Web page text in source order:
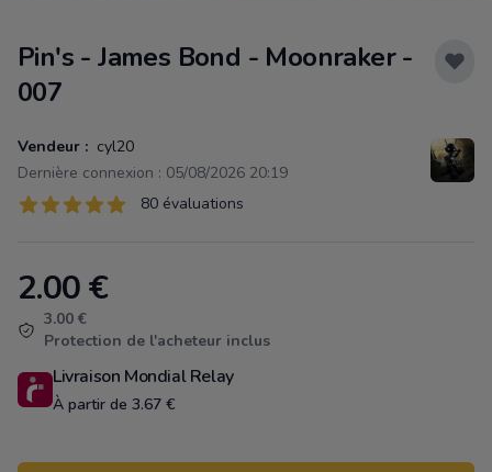
Pin's - James Bond - Moonraker -
007
Vendeur : cyl20
Dernière connexion : 05/08/2026 20:19
Évaluations
80 sur 5 étoiles 80 évaluations
Product information
2.00€
3.00 €
Protection de l'acheteur inclus
Livraison Mondial Relay
À partir de 3.67 €